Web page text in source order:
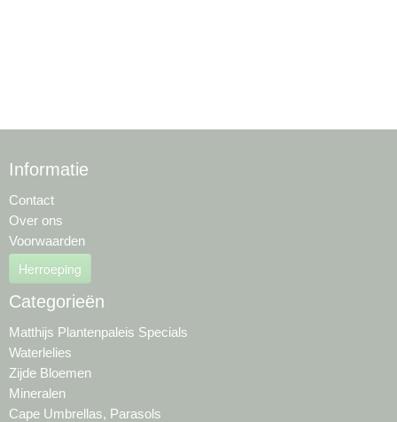
Informatie
Contact
Over ons
Voorwaarden
Herroeping
Categorieën
Matthijs Plantenpaleis Specials
Waterlelies
Zijde Bloemen
Mineralen
Cape Umbrellas, Parasols